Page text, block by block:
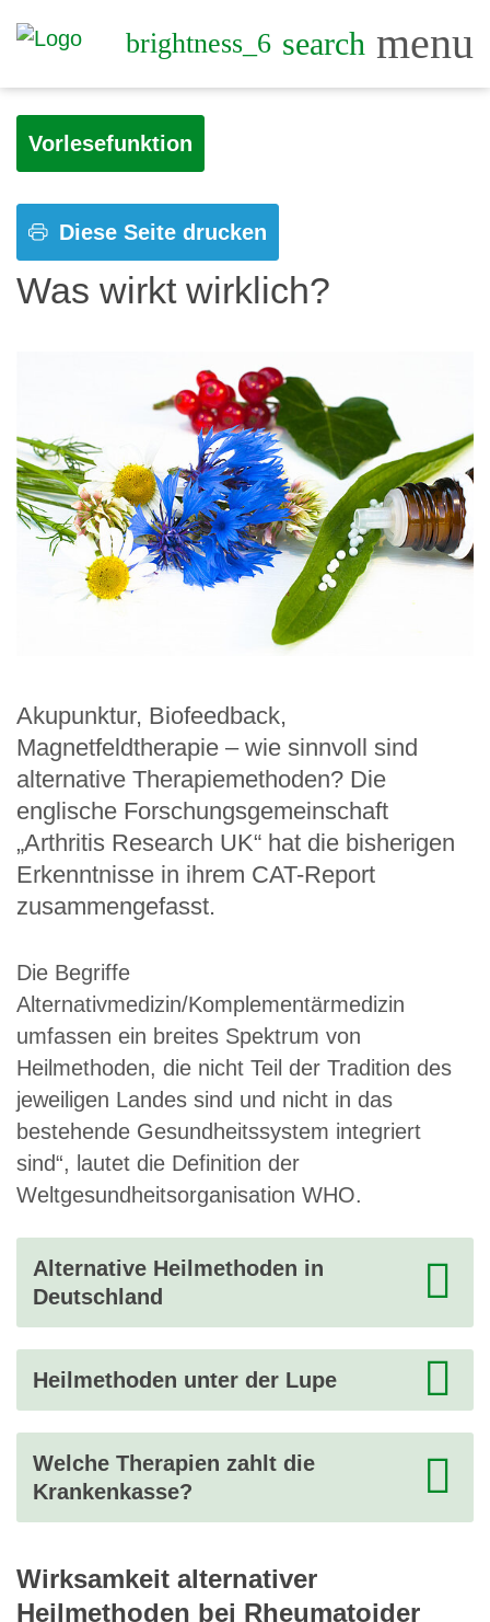
brightness_6 search menu
Vorlesefunktion
Diese Seite drucken
Was wirkt wirklich?
Akupunktur, Biofeedback,
Magnetfeldtherapie – wie sinnvoll sind
alternative Therapiemethoden? Die
englische Forschungsgemeinschaft
„Arthritis Research UK“ hat die bisherigen
Erkenntnisse in ihrem CAT-Report
zusammengefasst.
Die Begriffe
Alternativmedizin/Komplementärmedizin
umfassen ein breites Spektrum von
Heilmethoden, die nicht Teil der Tradition des
jeweiligen Landes sind und nicht in das
bestehende Gesundheitssystem integriert
sind“, lautet die Definition der
Weltgesundheitsorganisation WHO.
Alternative Heilmethoden in
Deutschland
Heilmethoden unter der Lupe
Welche Therapien zahlt die
Krankenkasse?
Wirksamkeit alternativer
Heilmethoden bei Rheumatoider